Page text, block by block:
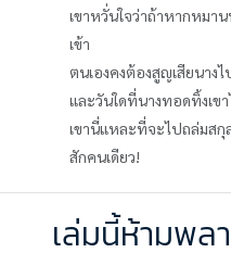
เขาหวั่นใจว่าถ้าหากหมา
เข้า
ตนเองคงต้องสูญเสียนาง
และวันใดที่นางทอดทิ้งเข
เขานี่แหละที่จะไปถล่มสกุ
สักคนเดียว!
เล่มนี้ห้ามพล